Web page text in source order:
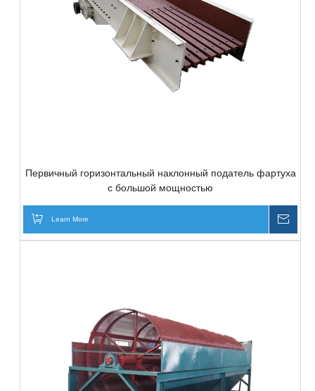
Первичный горизонтальный наклонный податель фартуха
с большой мощностью
Learn More